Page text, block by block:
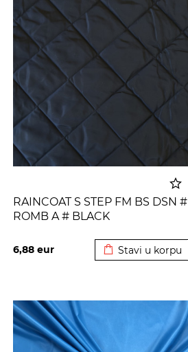
RAINCOAT S STEP FM BS DSN #
ROMB A # BLACK
6,88 eur Stavi u korpu